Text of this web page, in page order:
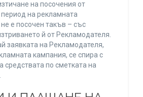
на посочения от
на рекламната
е посочен такъв – със
й от Рекламодателя.
заявката на Рекламодателя,
кампания, се спира с
средствата по сметката на